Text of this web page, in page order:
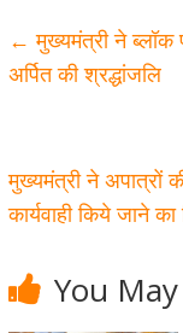
← मुख्यमंत्री ने
अर्पित की श्रद्धांजलि
मुख्यमंत्री ने अपात्रों
कार्यवाही किये जाने
You